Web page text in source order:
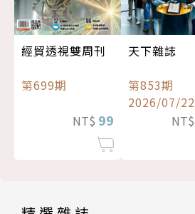
經貿透視雙周刊
第699期
NT$ 99
天下雜誌
第853期
2026/07/22
NT$